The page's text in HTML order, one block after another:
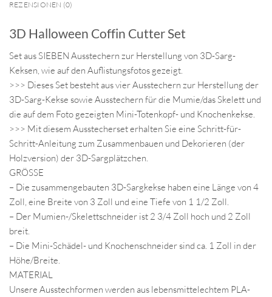
REZENSIONEN (0)
3D Halloween Coffin Cutter Set
Set aus SIEBEN Ausstechern zur Herstellung von 3D-Sarg-
Keksen, wie auf den Auflistungsfotos gezeigt.
>>> Dieses Set besteht aus vier Ausstechern zur Herstellung der
3D-Sarg-Kekse sowie Ausstechern für die Mumie/das Skelett und
die auf dem Foto gezeigten Mini-Totenkopf- und Knochenkekse.
>>> Mit diesem Ausstecherset erhalten Sie eine Schritt-für-
Schritt-Anleitung zum Zusammenbauen und Dekorieren (der
Holzversion) der 3D-Sargplätzchen.
GRÖSSE
– Die zusammengebauten 3D-Sargkekse haben eine Länge von 4
Zoll, eine Breite von 3 Zoll und eine Tiefe von 1 1/2 Zoll.
– Der Mumien-/Skelettschneider ist 2 3/4 Zoll hoch und 2 Zoll
breit.
– Die Mini-Schädel- und Knochenschneider sind ca. 1 Zoll in der
Höhe/Breite.
MATERIAL
Unsere Ausstechformen werden aus lebensmittelechtem PLA-